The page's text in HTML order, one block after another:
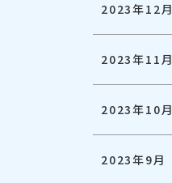
2023年12月
2023年11月
2023年10月
2023年9月